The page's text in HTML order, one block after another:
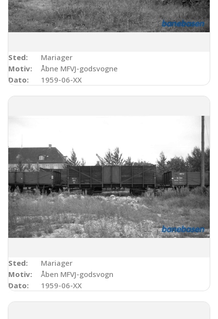
Sted:
Mariager
Motiv:
Åbne MFVJ-godsvogne
Dato:
1959-06-XX
Sted:
Mariager
Motiv:
Åben MFVJ-godsvogn
Dato:
1959-06-XX